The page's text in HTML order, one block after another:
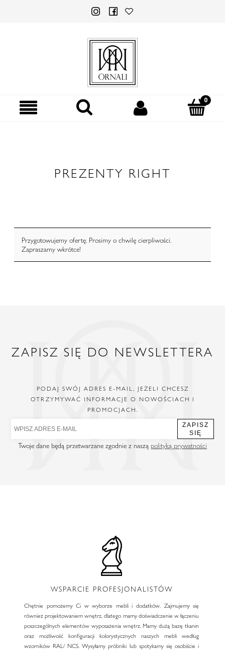
PREZENTY RIGHT
Przygotowujemy ofertę. Prosimy o chwilę cierpliwości.
Zapraszamy wkrótce!
ZAPISZ SIĘ DO NEWSLETTERA
PODAJ SWÓJ ADRES E-MAIL, JEŻELI CHCESZ
OTRZYMYWAĆ INFORMACJE O NOWOŚCIACH I
PROMOCJACH.
ZAPISZ
SIĘ
Twoje dane będą przetwarzane zgodnie z naszą polityką prywatności
WSPARCIE PROFESJONALISTÓW
Chętnie pomożemy Ci w wyborze mebli i dodatków. Zajmujemy się
również projektowaniem wnętrz, dlatego mamy doświadczenie w łączeniu
poszczególnych elementów wyposażenia wnętrz. Mamy dużą bazę tkanin
oraz możliwość konfiguracji kolorystycznych naszych mebli według
wzorników RAL/ NCS. Wysyłamy próbniki lub spotykamy się osobiście i